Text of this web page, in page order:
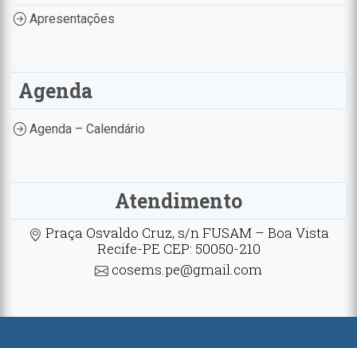
Apresentações
Agenda
Agenda – Calendário
Atendimento
Praça Osvaldo Cruz, s/n FUSAM – Boa Vista
Recife-PE CEP: 50050-210
cosems.pe@gmail.com